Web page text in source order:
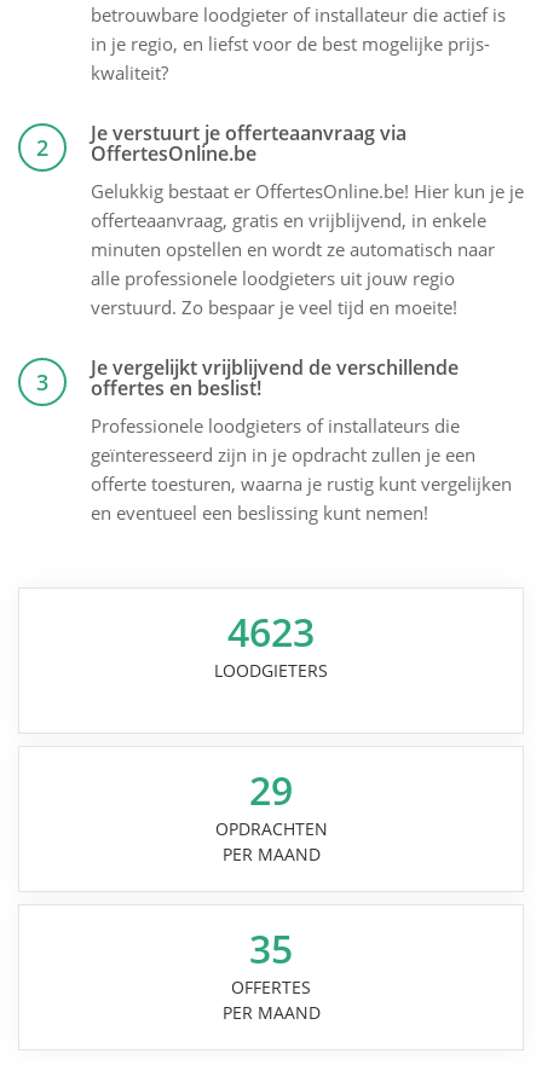
betrouwbare loodgieter of installateur die actief is
in je regio, en liefst voor de best mogelijke prijs-
kwaliteit?
2 Je verstuurt je offerteaanvraag via
OffertesOnline.be
Gelukkig bestaat er OffertesOnline.be! Hier kun je je
offerteaanvraag, gratis en vrijblijvend, in enkele
minuten opstellen en wordt ze automatisch naar
alle professionele loodgieters uit jouw regio
verstuurd. Zo bespaar je veel tijd en moeite!
3 Je vergelijkt vrijblijvend de verschillende
offertes en beslist!
Professionele loodgieters of installateurs die
geïnteresseerd zijn in je opdracht zullen je een
offerte toesturen, waarna je rustig kunt vergelijken
en eventueel een beslissing kunt nemen!
4623
LOODGIETERS
29
OPDRACHTEN
PER MAAND
35
OFFERTES
PER MAAND